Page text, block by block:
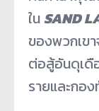
ใน SAND
ของพวกเข
ต่อสู้อันดุเดื
รายและกอ